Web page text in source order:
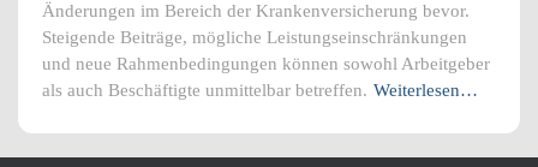
Änderungen im Bereich der Krankenversicherung bevor.
Steigende Beiträge, mögliche Leistungseinschränkungen
und neue Rahmenbedingungen können sowohl Arbeitgeber
als auch Beschäftigte unmittelbar betreffen. Weiterlesen…